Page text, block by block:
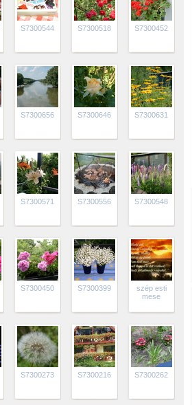
S7300544 S7300518 S7300452
S7300656 S7300646 S7300631
S7300571 S7300556 S7300548
S7300450 S7300399
szép esti
mese
S7300273 S7300216 S7300262